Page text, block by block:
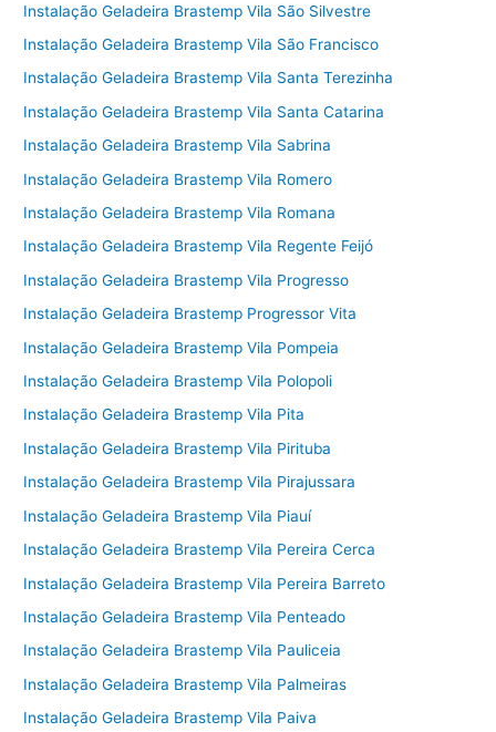
Instalação Geladeira Brastemp Vila São Silvestre
Instalação Geladeira Brastemp Vila São Francisco
Instalação Geladeira Brastemp Vila Santa Terezinha
Instalação Geladeira Brastemp Vila Santa Catarina
Instalação Geladeira Brastemp Vila Sabrina
Instalação Geladeira Brastemp Vila Romero
Instalação Geladeira Brastemp Vila Romana
Instalação Geladeira Brastemp Vila Regente Feijó
Instalação Geladeira Brastemp Vila Progresso
Instalação Geladeira Brastemp Progressor Vita
Instalação Geladeira Brastemp Vila Pompeia
Instalação Geladeira Brastemp Vila Polopoli
Instalação Geladeira Brastemp Vila Pita
Instalação Geladeira Brastemp Vila Pirituba
Instalação Geladeira Brastemp Vila Pirajussara
Instalação Geladeira Brastemp Vila Piauí
Instalação Geladeira Brastemp Vila Pereira Cerca
Instalação Geladeira Brastemp Vila Pereira Barreto
Instalação Geladeira Brastemp Vila Penteado
Instalação Geladeira Brastemp Vila Pauliceia
Instalação Geladeira Brastemp Vila Palmeiras
Instalação Geladeira Brastemp Vila Paiva